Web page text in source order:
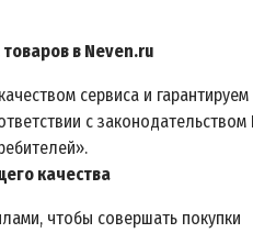
в Neven.ru
сервиса и гарантируем
с
качества
чтобы совершать покупки